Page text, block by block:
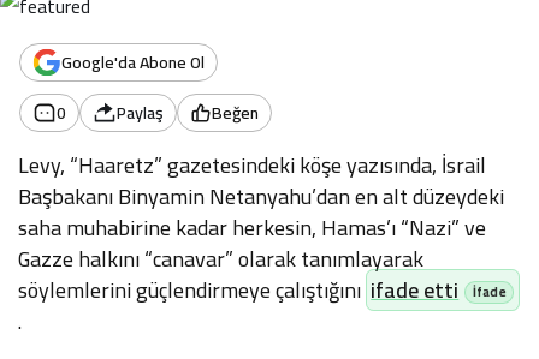
Google'da Abone Ol
0
Paylaş Beğen
Levy, “Haaretz” gazetesindeki köşe yazısında, İsrail
Başbakanı Binyamin Netanyahu’dan en alt düzeydeki
saha muhabirine kadar herkesin, Hamas’ı “Nazi” ve
Gazze halkını “canavar” olarak tanımlayarak
söylemlerini güçlendirmeye çalıştığını ifade etti
.